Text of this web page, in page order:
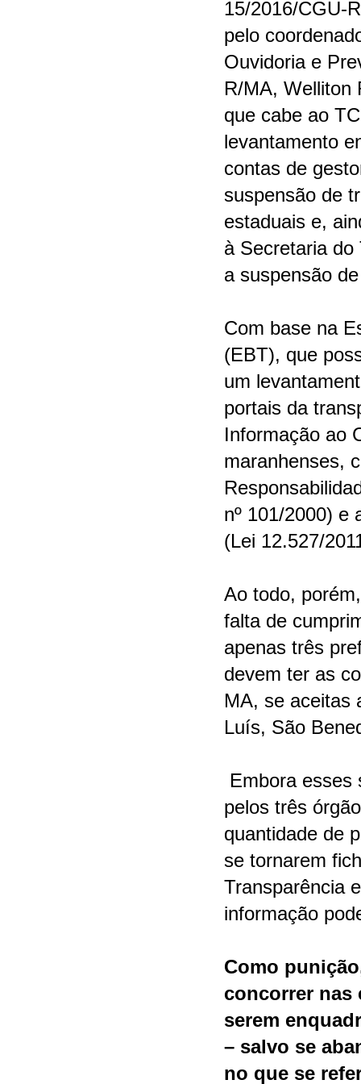
15/2016/CGU-
pelo
Ouvidoria e
R/MA, Welliton
que cabe ao
levantamento
contas de
suspensão de
estaduais e,
à Secretaria do
a suspensão
Com base na
(EBT), que
um
portais da
Informação ao
maranhenses,
nº 101/2000) e
(Lei 12.527/
Ao todo,
falta de
apenas três
devem ter as
MA, se aceitas
Luís, São
Embora esses
pelos três
quantidade de
se tornarem
Transparência
informação
Como
concorrer nas
serem
– salvo se
no que se